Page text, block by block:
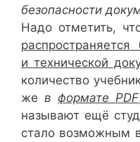
безопасности
Надо отметить,
и технической
количество
же в формате PDF
называют ещё
стало возможным